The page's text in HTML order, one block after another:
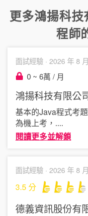
更多鴻揚科技
程師
面試經驗 · 2026 年 8 月
0 ~ 6萬 / 月
鴻揚科技有限公
基本的Java程式考
為機上考， ....
閱讀更多並解鎖
面試經驗 · 2026 年 8 月
3.5分
德義資訊股份有